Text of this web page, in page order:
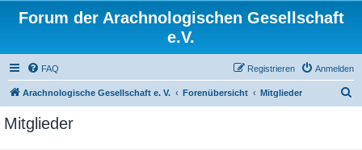
Forum der Arachnologischen Gesellschaft
e.V.
FAQ Anmelden
Registrieren
Arachnologische Gesellschaft e. V. Forenübersicht Mitglieder
Mitglieder